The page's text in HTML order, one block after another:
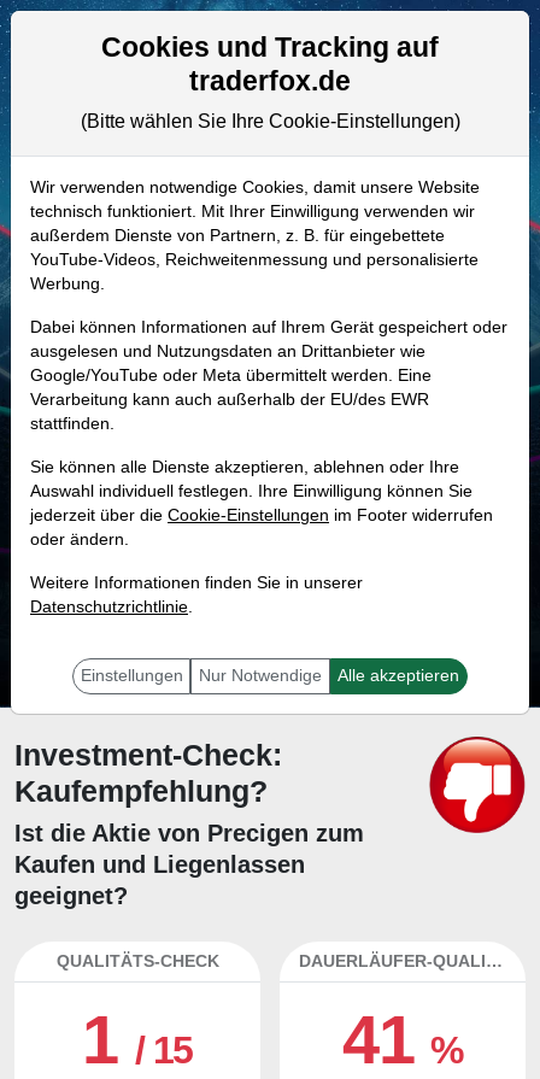
Aktien- und Artikelsuche
A2PZG1 | PGEN–Precigen Aktie
Realtime-Aktienkurs:
-
-
Marktkapitalisierung 2,48 Mrd. USD
Unternehmenswert 2,52 Mrd. USD
MONKEY-TRADER INDIKATOR
70.9 %
Mit 70.9 % Wahrscheinlichkeit wird selbst der unglücklichst agierende Trader
Investment-Check:
Kaufempfehlung?
Ist die Aktie von Precigen zum
Kaufen und Liegenlassen
geeignet?
QUALITÄTS-CHECK
1/ 15
DAUERLÄUFER-QUALITÄTEN
41%
Cookies und Tracking auf
traderfox.de
(Bitte wählen Sie Ihre Cookie-Einstellungen)
Wir verwenden notwendige Cookies, damit unsere Website
technisch funktioniert. Mit Ihrer Einwilligung verwenden wir
außerdem Dienste von Partnern, z. B. für eingebettete
YouTube-Videos, Reichweitenmessung und personalisierte
Werbung.
Dabei können Informationen auf Ihrem Gerät gespeichert oder
ausgelesen und Nutzungsdaten an Drittanbieter wie
Google/YouTube oder Meta übermittelt werden. Eine
Verarbeitung kann auch außerhalb der EU/des EWR
stattfinden.
Sie können alle Dienste akzeptieren, ablehnen oder Ihre
Auswahl individuell festlegen. Ihre Einwilligung können Sie
jederzeit über die Cookie-Einstellungen im Footer widerrufen
oder ändern.
Weitere Informationen finden Sie in unserer
Datenschutzrichtlinie.
Einstellungen Nur Notwendige Alle akzeptieren